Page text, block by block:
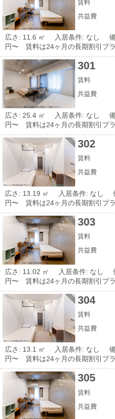
賃料
共益費
広さ: 11.6 ㎡ 入居条件: なし
円〜 賃料は24ヶ月の長期割引プ
301
賃料
共益費
広さ: 25.4 ㎡ 入居条件: なし
円〜 賃料は24ヶ月の長期割引プ
302
賃料
共益費
広さ: 13.19 ㎡ 入居条件: なし
円〜 賃料は24ヶ月の長期割引プ
303
賃料
共益費
広さ: 11.02 ㎡ 入居条件: なし
円〜 賃料は24ヶ月の長期割引プ
304
賃料
共益費
広さ: 13.1 ㎡ 入居条件: なし
円〜 賃料は24ヶ月の長期割引プ
305
賃料
共益費